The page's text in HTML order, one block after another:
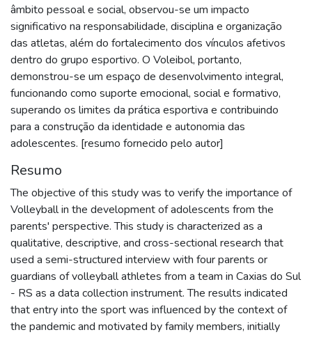
âmbito pessoal e social, observou-se um impacto
significativo na responsabilidade, disciplina e organização
das atletas, além do fortalecimento dos vínculos afetivos
dentro do grupo esportivo. O Voleibol, portanto,
demonstrou-se um espaço de desenvolvimento integral,
funcionando como suporte emocional, social e formativo,
superando os limites da prática esportiva e contribuindo
para a construção da identidade e autonomia das
adolescentes. [resumo fornecido pelo autor]
Resumo
The objective of this study was to verify the importance of
Volleyball in the development of adolescents from the
parents' perspective. This study is characterized as a
qualitative, descriptive, and cross-sectional research that
used a semi-structured interview with four parents or
guardians of volleyball athletes from a team in Caxias do Sul
- RS as a data collection instrument. The results indicated
that entry into the sport was influenced by the context of
the pandemic and motivated by family members, initially